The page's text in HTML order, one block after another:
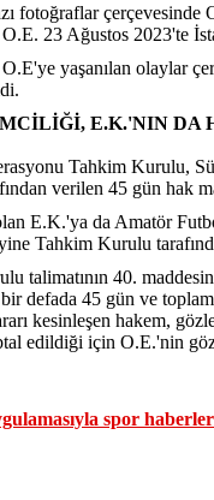
fotoğraflar
23 Ağustos 2023'te
yaşanılan olaylar
E.K.'NIN DA
Tahkim Kurulu,
verilen 45 gün hak
E.K.'ya da Amatör
Tahkim Kurulu
talimatının 40.
defada 45 gün ve
kesinleşen hakem,
edildiği için O.E.'nin
spor